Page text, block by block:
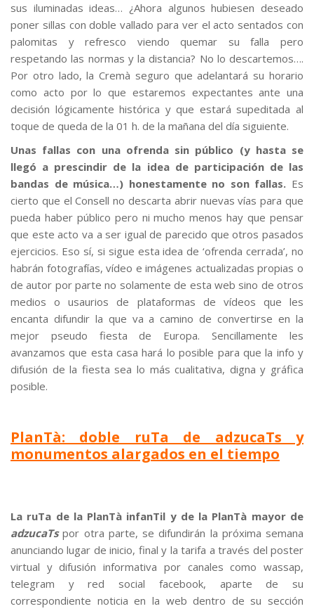
sus iluminadas ideas… ¿Ahora algunos hubiesen deseado
poner sillas con doble vallado para ver el acto sentados con
palomitas y refresco viendo quemar su falla pero
respetando las normas y la distancia? No lo descartemos….
Por otro lado, la Cremà seguro que adelantará su horario
como acto por lo que estaremos expectantes ante una
decisión lógicamente histórica y que estará supeditada al
toque de queda de la 01 h. de la mañana del día siguiente.
Unas fallas con una ofrenda sin público (y hasta se
llegó a prescindir de la idea de participación de las
bandas de música…) honestamente no son fallas. Es
cierto que el Consell no descarta abrir nuevas vías para que
pueda haber público pero ni mucho menos hay que pensar
que este acto va a ser igual de parecido que otros pasados
ejercicios. Eso sí, si sigue esta idea de ‘ofrenda cerrada’, no
habrán fotografías, vídeo e imágenes actualizadas propias o
de autor por parte no solamente de esta web sino de otros
medios o usaurios de plataformas de vídeos que les
encanta difundir la que va a camino de convertirse en la
mejor pseudo fiesta de Europa. Sencillamente les
avanzamos que esta casa hará lo posible para que la info y
difusión de la fiesta sea lo más cualitativa, digna y gráfica
posible.
PlanTà: doble ruTa de adzucaTs y
monumentos alargados en el tiempo
La ruTa de la PlanTà infanTil y de la PlanTà mayor de
adzucaTspor otra parte, se difundirán la próxima semana
anunciando lugar de inicio, final y la tarifa a través del poster
virtual y difusión informativa por canales como wassap,
telegram y red social facebook, aparte de su
correspondiente noticia en la web dentro de su sección